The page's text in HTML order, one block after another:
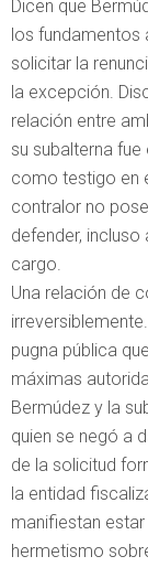
Dicen que
los fundamentos
solicitar la
la excepción.
relación entre
su subalterna
como testigo en
contralor no
defender, incluso
cargo.
Una relación de
pugna pública
máximas
Bermúdez y la
quien se negó a
de la solicitud
la entidad
manifiestan
hermetismo